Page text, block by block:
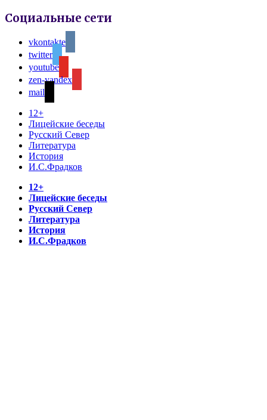
Социальные сети
vkontakte
twitter
youtube
zen-yandex
mail
12+
Лицейские беседы
Русский Север
Литература
История
И.С.Фрадков
12+
Лицейские беседы
Русский Север
Литература
История
И.С.Фрадков